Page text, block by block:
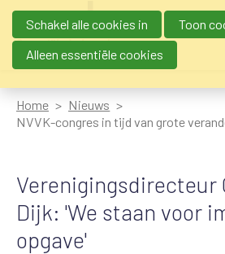
Main navigation
Home
Nieuws
NVVK-congres in tijd van grote
Verenigingsdirecteur
Dijk: 'We staan voor
opgave'
Schakel alle cookies in
Toon
Alleen essentiële cookies